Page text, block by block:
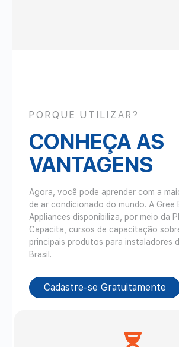
PORQUE UTILIZAR?
CONHEÇA AS
VANTAGENS
Agora, você pode aprender com a
de ar condicionado do mundo. A Gree
Appliances disponibiliza, por meio da
Capacita, cursos de capacitação
principais produtos para instaladores
Brasil.
Cadastre-se Gratuitamente